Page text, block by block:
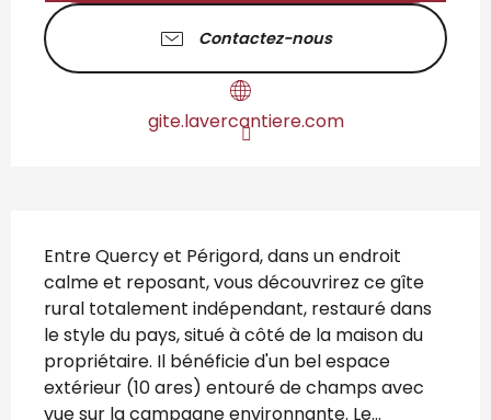
Contactez-nous
gite.lavercantiere.com
Entre Quercy et Périgord, dans un endroit
calme et reposant, vous découvrirez ce gîte
rural totalement indépendant, restauré dans
le style du pays, situé à côté de la maison du
propriétaire. Il bénéficie d'un bel espace
extérieur (10 ares) entouré de champs avec
vue sur la campagne environnante. Le...